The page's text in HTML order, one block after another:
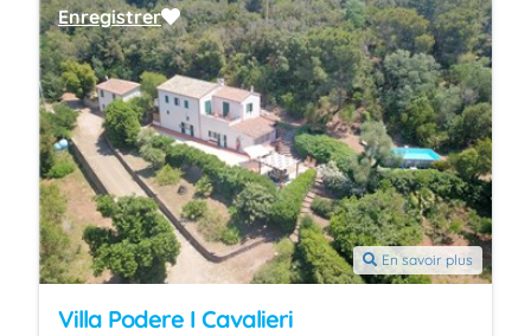
En savoir plus
Villa Podere I Cavalieri
Enregistrer